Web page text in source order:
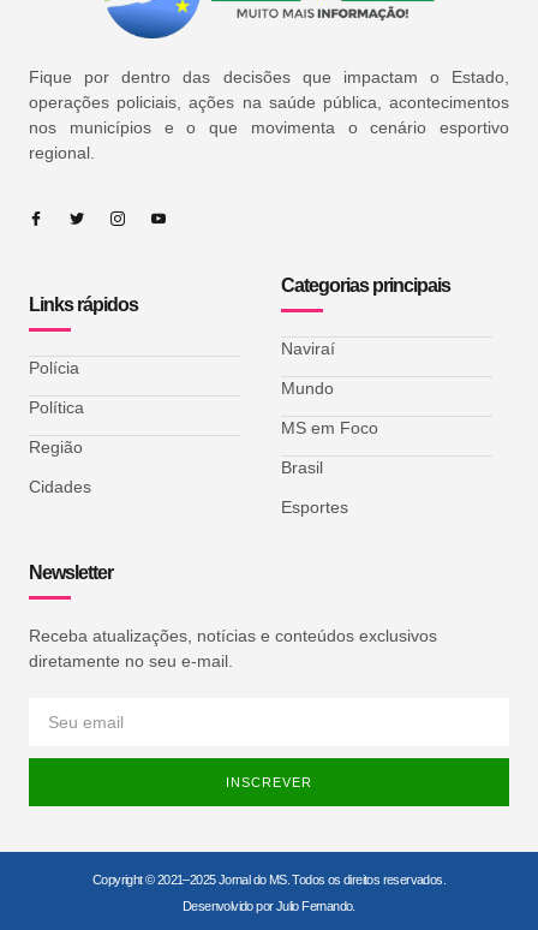
Fique por dentro das decisões que impactam o Estado,
operações policiais, ações na saúde pública, acontecimentos
nos municípios e o que movimenta o cenário esportivo
regional.
Links rápidos
Polícia
Política
Região
Cidades
Categorias principais
Naviraí
Mundo
MS em Foco
Brasil
Esportes
Newsletter
Receba atualizações, notícias e conteúdos exclusivos
diretamente no seu e-mail.
INSCREVER
Copyright © 2021–2025 Jornal do MS. Todos os direitos reservados.
Desenvolvido por Julio Fernando.